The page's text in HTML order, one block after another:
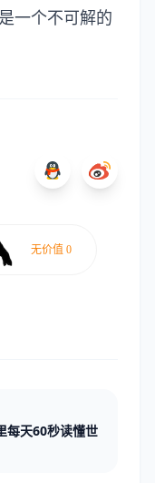
一个不可解的
每天60秒读懂世